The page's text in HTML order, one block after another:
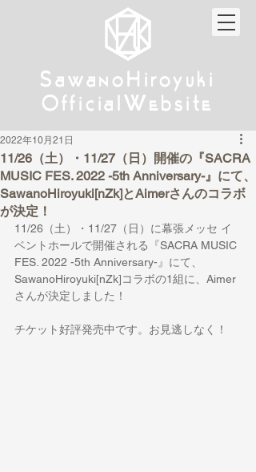
Sa wanoHiroyuki
Official W ebsite
Sa wanoHiroyuki
Official W ebsite
11/26（土）・11/27（日）開催の『SACRA
MUSIC FES. 2022 -5th Anniversary-』にて、
SawanoHiroyuki[nZk]とAimerさんのコラボ
が決定！
2022年10月21日
11/26（土）・11/27（日）に幕張メッセ イ
ベントホールで開催される『SACRA MUSIC
FES. 2022 -5th Anniversary-』にて、
SawanoHiroyuki[nZk]コラボの1組に、Aimer
さんが決定しました！
チケット好評発売中です。お見逃しなく！